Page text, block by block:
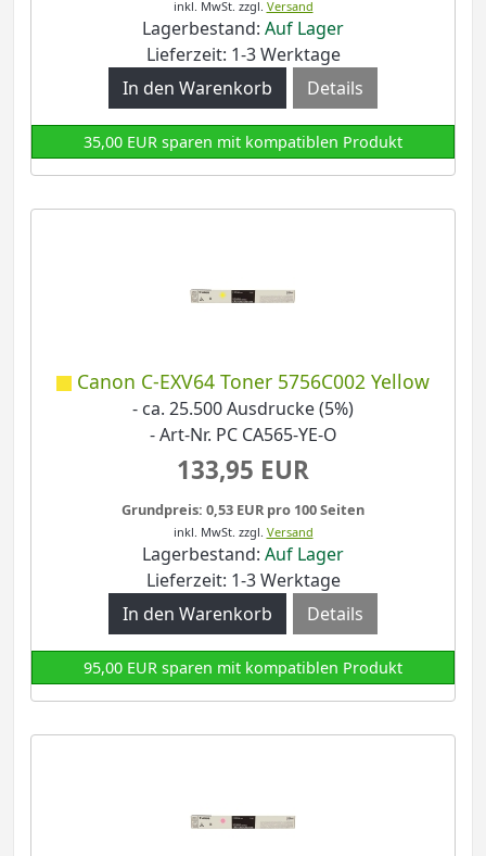
inkl. MwSt. zzgl. Versand
Lagerbestand: Auf Lager
Lieferzeit: 1-3 Werktage
Details
35,00 EUR sparen mit kompatiblen Produkt
Canon C-EXV64 Toner 5756C002 Yellow
- ca. 25.500 Ausdrucke (5%)
- Art-Nr. PC CA565-YE-O
133,95 EUR
Grundpreis: 0,53 EUR pro 100 Seiten
inkl. MwSt. zzgl. Versand
Lagerbestand: Auf Lager
Lieferzeit: 1-3 Werktage
Details
95,00 EUR sparen mit kompatiblen Produkt